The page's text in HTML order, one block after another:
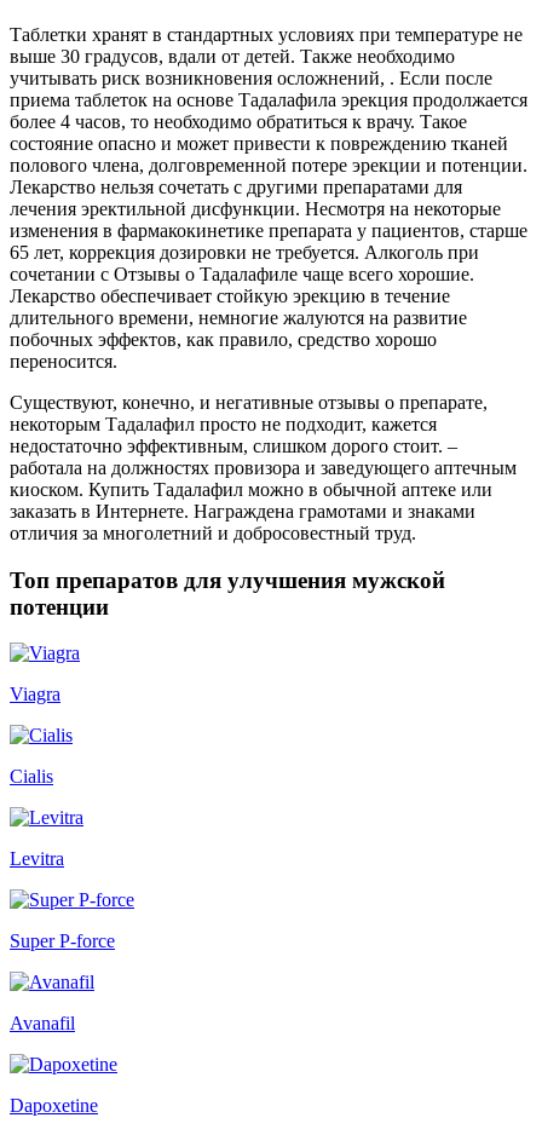
Таблетки хранят в стандартных условиях при температуре не
выше 30 градусов, вдали от детей. Также необходимо
учитывать риск возникновения осложнений, . Если после
приема таблеток на основе Тадалафила эрекция продолжается
более 4 часов, то необходимо обратиться к врачу. Такое
состояние опасно и может привести к повреждению тканей
полового члена, долговременной потере эрекции и потенции.
Лекарство нельзя сочетать с другими препаратами для
лечения эректильной дисфункции. Несмотря на некоторые
изменения в фармакокинетике препарата у пациентов, старше
65 лет, коррекция дозировки не требуется. Алкоголь при
сочетании с Отзывы о Тадалафиле чаще всего хорошие.
Лекарство обеспечивает стойкую эрекцию в течение
длительного времени, немногие жалуются на развитие
побочных эффектов, как правило, средство хорошо
переносится.
Существуют, конечно, и негативные отзывы о препарате,
некоторым Тадалафил просто не подходит, кажется
недостаточно эффективным, слишком дорого стоит. –
работала на должностях провизора и заведующего аптечным
киоском. Купить Тадалафил можно в обычной аптеке или
заказать в Интернете. Награждена грамотами и знаками
отличия за многолетний и добросовестный труд.
Топ препаратов для улучшения мужской
потенции
Viagra
Cialis
Levitra
Super P-force
Avanafil
Dapoxetine